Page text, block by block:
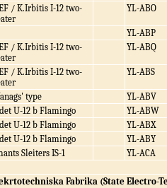
/ K.Irbitis I-12 two-
YL-ABO
YL-ABP
/ K.Irbitis I-12 two-
YL-ABQ
/ K.Irbitis I-12 two-
YL-ABS
type
YL-ABV
U-12 b Flamingo YL-ABW
U-12 b Flamingo YL-ABX
U-12 b Flamingo YL-ABY
Sleiters IS-1 YL-ACA
Fabrika (State Electro-